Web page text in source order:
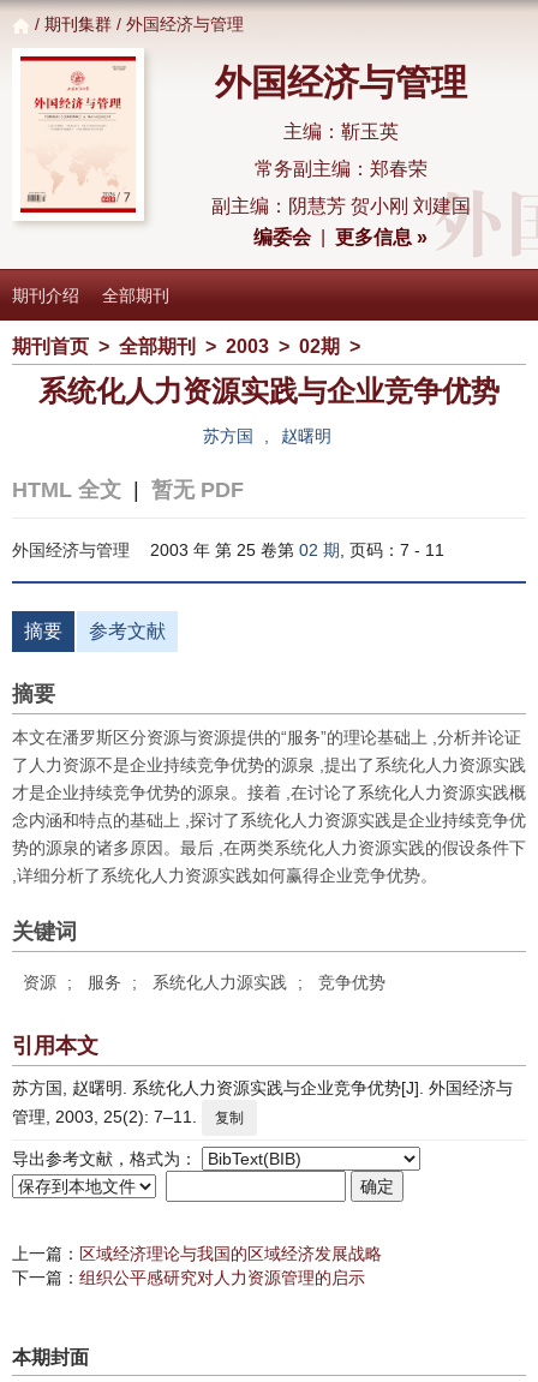
/ 期刊集群 / 外国经济与管理
外国经济与管理
主编：靳玉英
常务副主编：郑春荣
副主编：阴慧芳 贺小刚 刘建国
编委会|更多信息 »
期刊介绍 全部期刊
期刊首页 > 全部期刊 > 2003 > 02期 >
系统化人力资源实践与企业竞争优势
苏方国 赵曙明
HTML 全文 暂无 PDF
外国经济与管理 2003 年 第 25 卷第 02 期 , 页码：7 - 11
摘要 参考文献
摘要
本文在潘罗斯区分资源与资源提供的“服务”的理论基础上 ,分析并论证
了人力资源不是企业持续竞争优势的源泉 ,提出了系统化人力资源实践
才是企业持续竞争优势的源泉。接着 ,在讨论了系统化人力资源实践概
念内涵和特点的基础上 ,探讨了系统化人力资源实践是企业持续竞争优
势的源泉的诸多原因。最后 ,在两类系统化人力资源实践的假设条件下
,详细分析了系统化人力资源实践如何赢得企业竞争优势。
关键词
资源 ; 服务 ; 系统化人力源实践 ; 竞争优势
引用本文
苏方国, 赵曙明. 系统化人力资源实践与企业竞争优势[J]. 外国经济与
管理, 2003, 25(2): 7–11.
复制
导出参考文献，格式为：
上一篇： 区域经济理论与我国的区域经济发展战略
下一篇： 组织公平感研究对人力资源管理的启示
本期封面